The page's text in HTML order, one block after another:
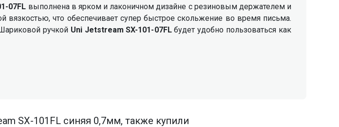
07FL выполнена в ярком и лаконичном дизайне с резиновым держателем и
что обеспечивает супер быстрое скольжение во время письма.
ручкой Uni Jetstream SX-101-07FLбудет удобно пользоваться как
SX-101FL синяя 0,7мм, также купили